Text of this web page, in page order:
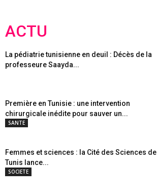
ACTU
La pédiatrie tunisienne en deuil : Décès de la
professeure Saayda...
Première en Tunisie : une intervention
chirurgicale inédite pour sauver un...
SANTE
Femmes et sciences : la Cité des Sciences de
Tunis lance...
SOCIETE